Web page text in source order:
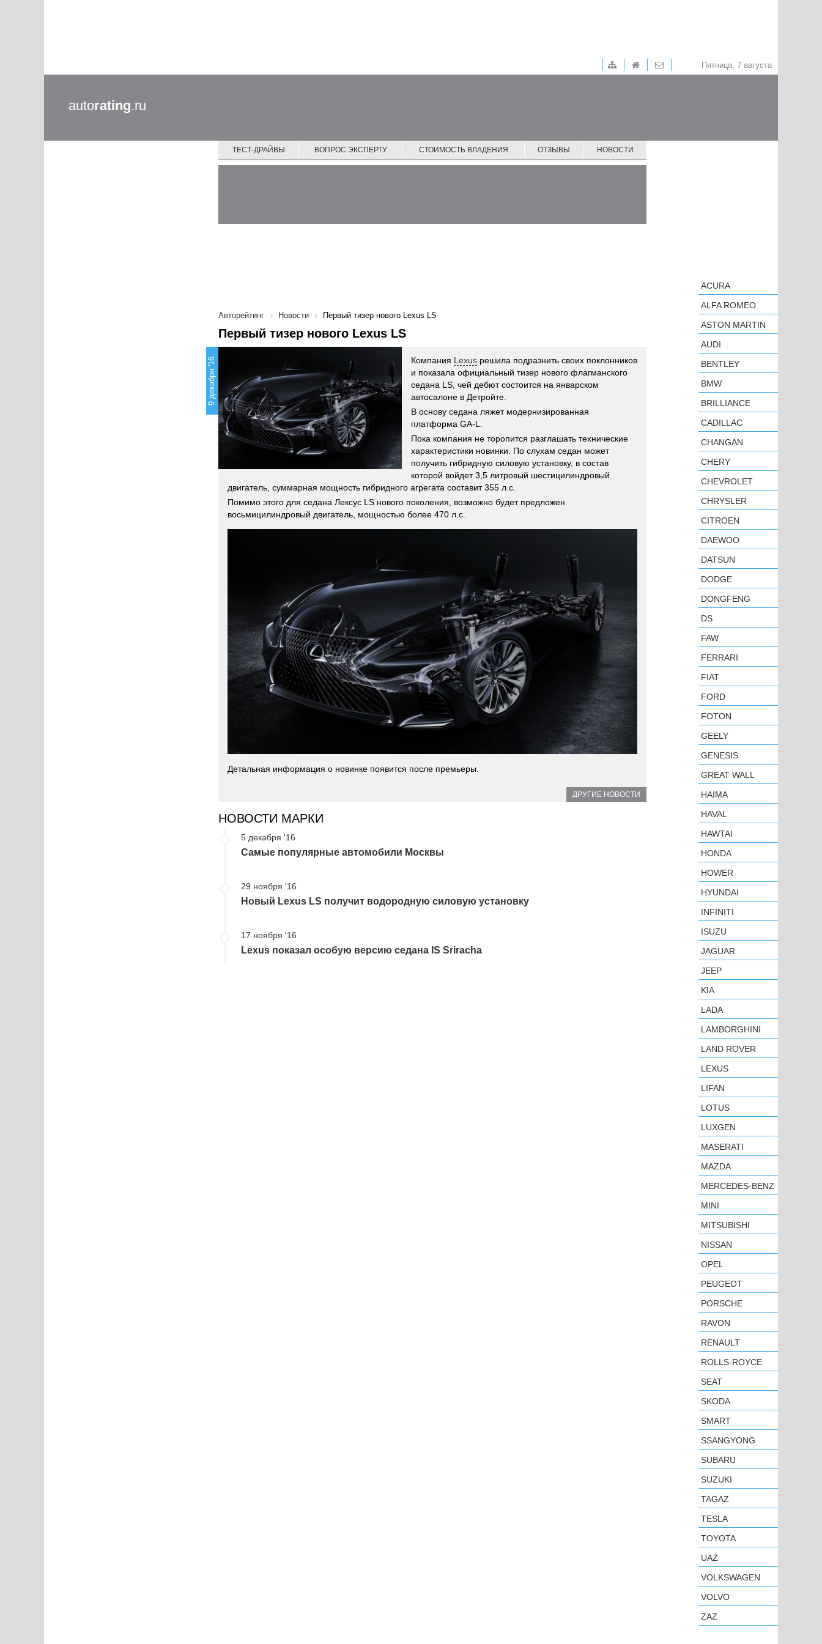
Пятница, 7 августа
autorating.ru
ТЕСТ-ДРАЙВЫ ВОПРОС ЭКСПЕРТУ СТОИМОСТЬ ВЛАДЕНИЯ ОТЗЫВЫ НОВОСТИ
Авторейтинг Новости Первый тизер нового Lexus LS
Первый тизер нового Lexus LS
9 декабря '16 Компания Lexus решила подразнить своих поклонников
и показала официальный тизер нового флагманского
седана LS, чей дебют состоится на январском
автосалоне в Детройте.
В основу седана ляжет модернизированная
платформа GA-L.
Пока компания не торопится разглашать технические
характеристики новинки. По слухам седан может
получить гибридную силовую установку, в состав
которой войдет 3,5 литровый шестицилиндровый
двигатель, суммарная мощность гибридного агрегата составит 355 л.с.
Помимо этого для седана Лексус LS нового поколения, возможно будет предложен
восьмицилиндровый двигатель, мощностью более 470 л.с.
Детальная информация о новинке появится после премьеры.
ДРУГИЕ НОВОСТИ
НОВОСТИ МАРКИ
5 декабря '16
Самые популярные автомобили Москвы
29 ноября '16
Новый Lexus LS получит водородную силовую установку
17 ноября '16
Lexus показал особую версию седана IS Sriracha
ACURA
ALFA ROMEO
ASTON MARTIN
AUDI
BENTLEY
BMW
BRILLIANCE
CADILLAC
CHANGAN
CHERY
CHEVROLET
CHRYSLER
CITROEN
DAEWOO
DATSUN
DODGE
DONGFENG
DS
FAW
FERRARI
FIAT
FORD
FOTON
GEELY
GENESIS
GREAT WALL
HAIMA
HAVAL
HAWTAI
HONDA
HOWER
HYUNDAI
INFINITI
ISUZU
JAGUAR
JEEP
KIA
LADA
LAMBORGHINI
LAND ROVER
LEXUS
LIFAN
LOTUS
LUXGEN
MASERATI
MAZDA
MERCEDES-BENZ
MINI
MITSUBISHI
NISSAN
OPEL
PEUGEOT
PORSCHE
RAVON
RENAULT
ROLLS-ROYCE
SEAT
SKODA
SMART
SSANGYONG
SUBARU
SUZUKI
TAGAZ
TESLA
TOYOTA
UAZ
VOLKSWAGEN
VOLVO
ZAZ